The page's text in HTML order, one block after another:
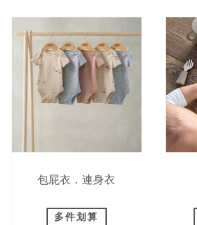
包屁衣．連身衣
多件划算